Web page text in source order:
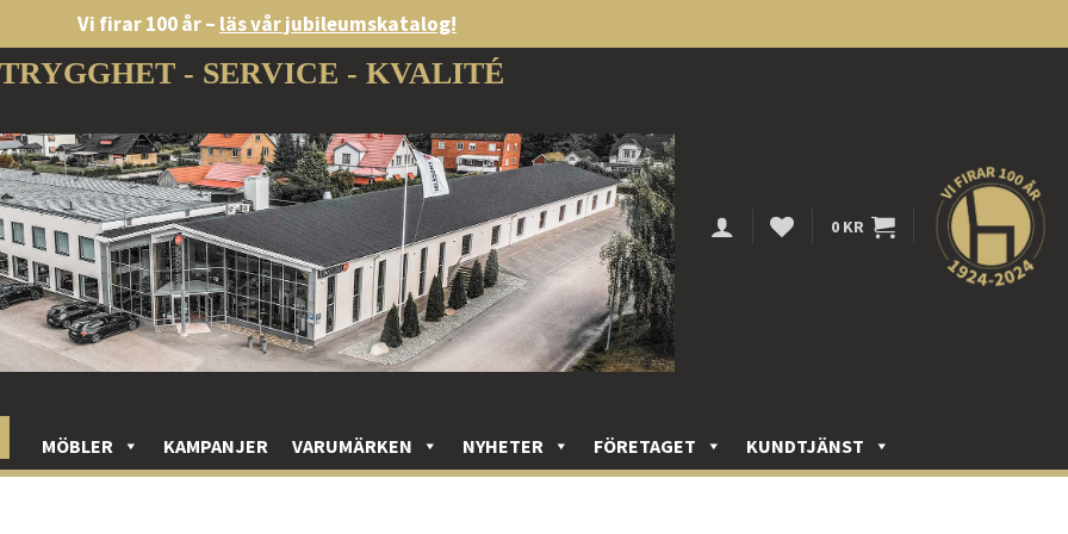
Vi firar 100 år – läs vår jubileumskatalog!
TRYGGHET - SERVICE - KVALITÉ
0 KR
MÖBLER KAMPANJER VARUMÄRKEN NYHETER FÖRETAGET KUNDTJÄNST